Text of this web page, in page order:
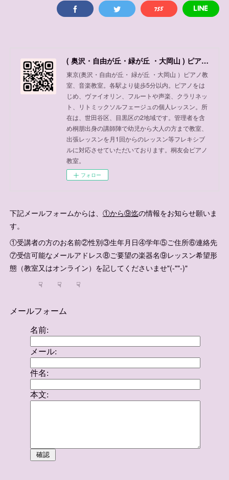
( 奥沢・自由が丘・緑が丘 ・大岡山 ) ピアノ教室、音楽教室
東京(奥沢・自由が丘・ 緑が丘 ・大岡山 ）ピアノ教
室、音楽教室。各駅より徒歩5分以内。ピアノをは
じめ、ヴァイオリン、フルートや声楽、クラリネッ
ト、リトミックソルフェージュの個人レッスン。所
在は、世田谷区、目黒区の2地域です。管理者を含
め桐朋出身の講師陣で幼児から大人の方まで教室、
出張レッスンを月1回からのレッスン等フレキシブ
ルに対応させていただいております。桐友会ピアノ
教室。
フォロー
下記メールフォームからは、 ①から⑨迄の情報をお知らせ願いま
す。
①受講者の方のお名前②性別③生年月日④学年⑤ご住所⑥連絡先
⑦受信可能なメールアドレス⑧ご要望の楽器名⑨レッスン希望形
態（教室又はオンライン）を記してくださいませ"(-""-)"
☟ ☟ ☟